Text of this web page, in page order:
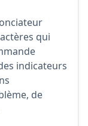
qui
indicateurs
de